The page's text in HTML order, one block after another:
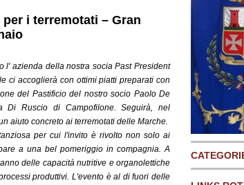
i terremotati – Gran
l' azienda della nostra socia Past President
ci accoglierà con ottimi piatti preparati con
del Pastificio del nostro socio Paolo De
Di Ruscio di Campofilone. Seguirà, nel
aiuto concreto ai terremotati delle Marche.
per cui l'invito è rivolto non solo ai
a una bel pomeriggio in compagnia. A
delle capacità nutritive e organolettiche
produttivi. L'evento è al di fuori delle